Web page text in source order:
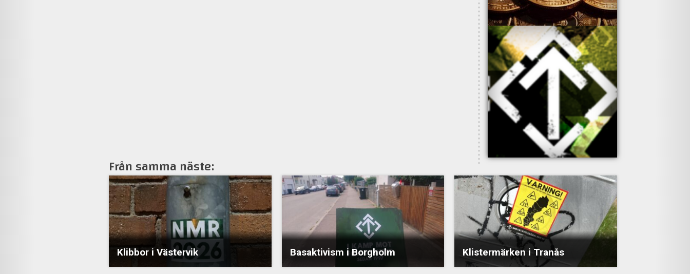
Från samma näste:
Klibbor i Västervik Basaktivism i Borgholm Klistermärken i Tranås